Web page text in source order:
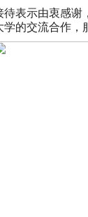
表示由衷感
的交流合作